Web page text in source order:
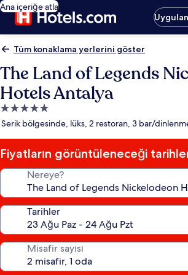
Ana içeriğe atla
Tüm konaklama yerlerini göster
The Land of Legends
Hotels Antalya
5.0
yıldızlı
yeri
Serik bölgesinde, lüks, 2 restoran, 3 bar/
Fiyatların görüntüleneceği
Nereye?
Tarihler
Misafir sayısı